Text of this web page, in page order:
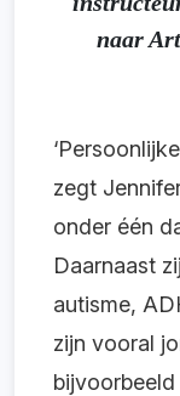
naar
zegt
onder één
Daarnaast
autisme,
zijn vooral